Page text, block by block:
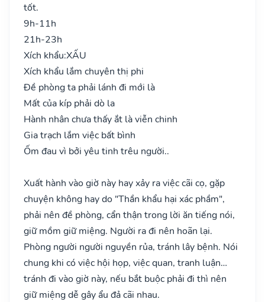
tốt.
9h-11h
21h-23h
Xích khẩu:XẤU
Xích khẩu lắm chuyên thị phi
Đề phòng ta phải lánh đi mới là
Mất của kíp phải dò la
Hành nhân chưa thấy ắt là viễn chinh
Gia trạch lắm việc bất bình
Ốm đau vì bởi yêu tinh trêu người..
Xuất hành vào giờ này hay xảy ra việc cãi cọ, gặp
chuyện không hay do "Thần khẩu hại xác phầm",
phải nên đề phòng, cẩn thận trong lời ăn tiếng nói,
giữ mồm giữ miệng. Người ra đi nên hoãn lại.
Phòng người người nguyền rủa, tránh lây bệnh. Nói
chung khi có việc hội họp, việc quan, tranh luận…
tránh đi vào giờ này, nếu bắt buộc phải đi thì nên
giữ miệng dễ gây ẩu đả cãi nhau.